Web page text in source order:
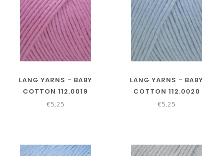
LANG YARNS - BABY
COTTON 112.0019
€5,25
LANG YARNS - BABY
COTTON 112.0020
€5,25